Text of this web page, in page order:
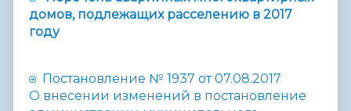
домов, подлежащих расселению в 2017
году
Постановление № 1937 от 07.08.2017
О внесении изменений в постановление